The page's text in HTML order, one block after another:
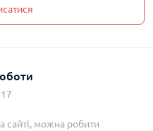
сайті, можна робити